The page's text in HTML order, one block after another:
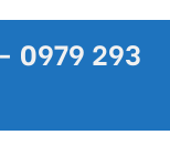
0979 293